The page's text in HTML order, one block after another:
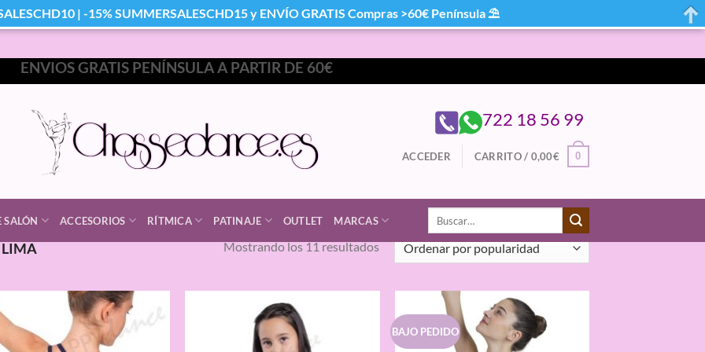
ENVIOS GRATIS PENÍNSULA A PARTIR DE 60€
722 18 56 99
ACCEDER CARRITO / 0,00€ 0
SALÓN ACCESORIOS RÍTMICA PATINAJE OUTLET MARCAS
Buscar
LIMA Mostrando los 11 resultadosOrdenado
por
BAJO PEDIDO
| -15% SUMMERSALESCHD15 y ENVÍO GRATIS Compras >60€ Península ⛱